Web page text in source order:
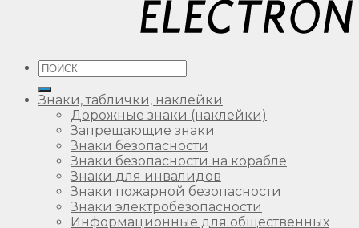
Искать:
Знаки, таблички, наклейки
Дорожные знаки (наклейки)
Запрещающие знаки
Знаки безопасности
Знаки безопасности на корабле
Знаки для инвалидов
Знаки пожарной безопасности
Знаки электробезопасности
Информационные для общественных